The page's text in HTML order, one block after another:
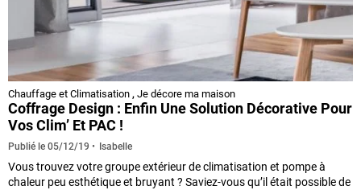
Chauffage et Climatisation , Je décore ma maison
Coffrage Design : Enfin Une Solution Décorative Pour
Vos Clim’ Et PAC !
Publié le 05/12/19 Isabelle
Vous trouvez votre groupe extérieur de climatisation et pompe à
chaleur peu esthétique et bruyant ? Saviez-vous qu’il était possible de